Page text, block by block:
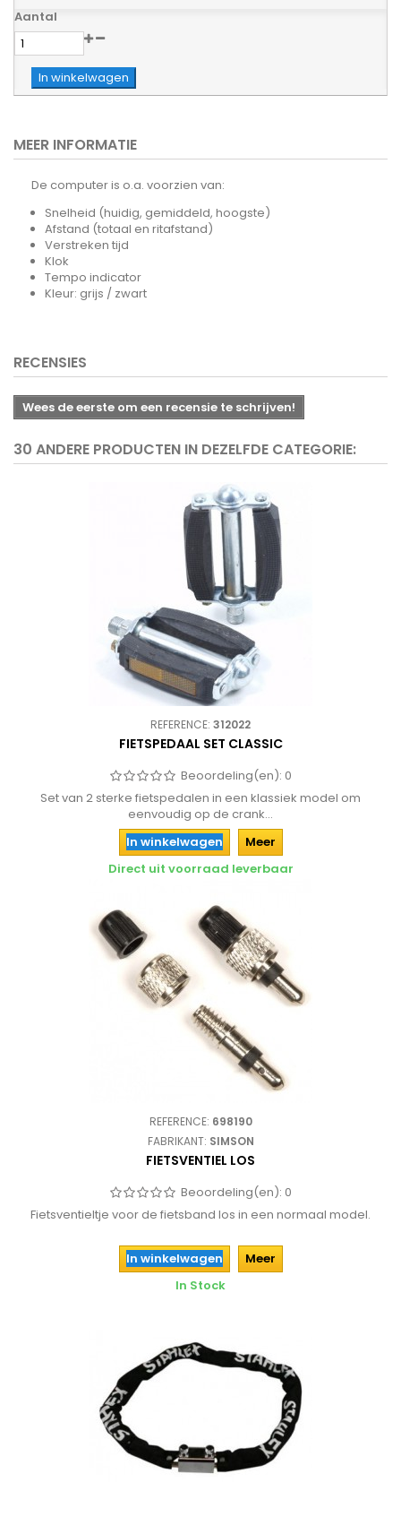
Aantal
In winkelwagen
MEER INFORMATIE
De computer is o.a. voorzien van:
Snelheid (huidig, gemiddeld, hoogste)
Afstand (totaal en ritafstand)
Verstreken tijd
Klok
Tempo indicator
Kleur: grijs / zwart
RECENSIES
Wees de eerste om een recensie te schrijven!
30 ANDERE PRODUCTEN IN DEZELFDE CATEGORIE:
REFERENCE: 312022
FIETSPEDAAL SET CLASSIC
Beoordeling(en): 0
Set van 2 sterke fietspedalen in een klassiek model om
eenvoudig op de crank...
In winkelwagen
Meer
Direct uit voorraad leverbaar
REFERENCE: 698190
FABRIKANT: SIMSON
FIETSVENTIEL LOS
Beoordeling(en): 0
Fietsventieltje voor de fietsband los in een normaal model.
In winkelwagen
Meer
In Stock